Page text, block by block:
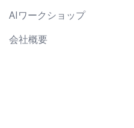
AIワークショップ
会社概要